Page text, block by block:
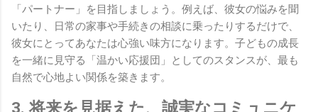
「パートナー」を目指しましょう。例えば、彼女の悩みを聞
いたり、日常の家事や手続きの相談に乗ったりするだけで、
彼女にとってあなたは心強い味方になります。子どもの成長
を一緒に見守る「温かい応援団」としてのスタンスが、最も
自然で心地よい関係を築きます。
3. 将来を見据えた、誠実なコミュニケ